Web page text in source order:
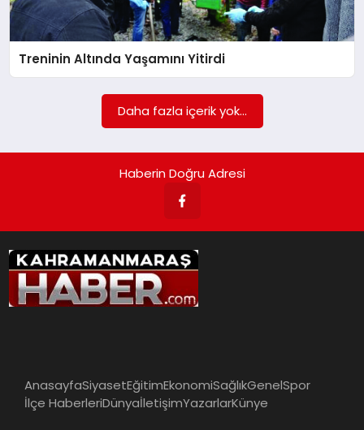
GENEL
SPOR
YAZARLAR
KÜNYE
Treninin Altında Yaşamını Yitirdi
Daha fazla içerik yok...
Haberin Doğru Adresi
AnasayfaSiyasetEğitimEkonomiSağlıkGenelSpor
İlçe HaberleriDünyaİletişimYazarlarKünye